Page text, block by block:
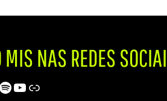
MIS NAS REDES
Spotify
Youtube
Trip Advisor